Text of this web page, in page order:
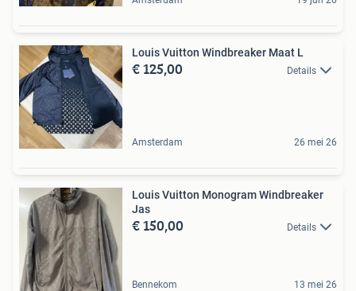
Louis Vuitton Windbreaker Maat L
€ 125,00 Details
Amsterdam 26 mei 26
Louis Vuitton Monogram Windbreaker
Jas
€ 150,00 Details
Bennekom 13 mei 26